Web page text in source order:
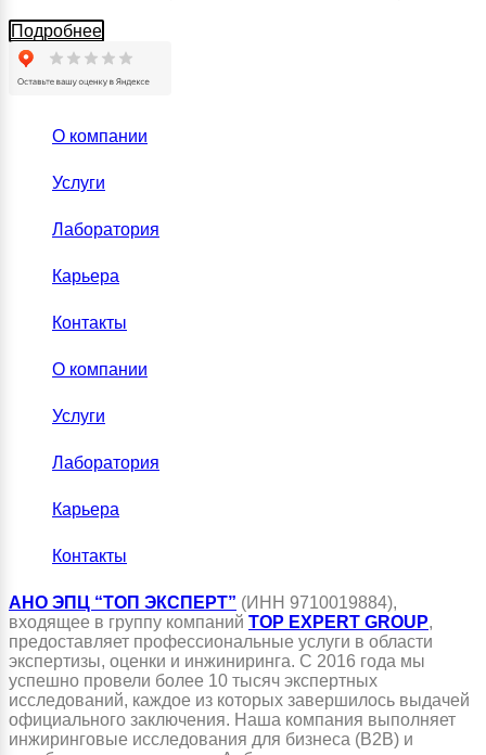
Подробнее
О компании
Услуги
Лаборатория
Карьера
Контакты
О компании
Услуги
Лаборатория
Карьера
Контакты
АНО ЭПЦ “ТОП ЭКСПЕРТ” (ИНН 9710019884),
входящее в группу компаний TOP EXPERT GROUP,
предоставляет профессиональные услуги в области
экспертизы, оценки и инжиниринга. С 2016 года мы
успешно провели более 10 тысяч экспертных
исследований, каждое из которых завершилось выдачей
официального заключения. Наша компания выполняет
инжиринговые исследования для бизнеса (B2B) и